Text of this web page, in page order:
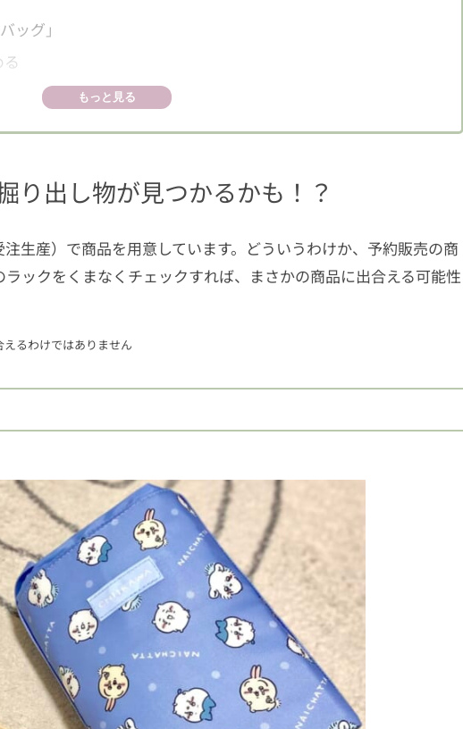
ッグ」
シュケース」
ィッシュがジャストフィット！
もっと見る
り出し物が見つかるかも！？
生産）で商品を用意しています。どういうわけか、予約販売の商
ックをくまなくチェックすれば、まさかの商品に出合える可能性
るわけではありません